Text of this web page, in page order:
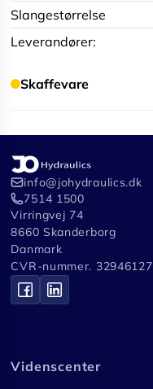
Slangestørrelse
Leverandører:
Skaffevare
info@johydraulics.dk
7514 1500
Virringvej 74
8660 Skanderborg
Danmark
CVR-nummer. 32946127
Videnscenter